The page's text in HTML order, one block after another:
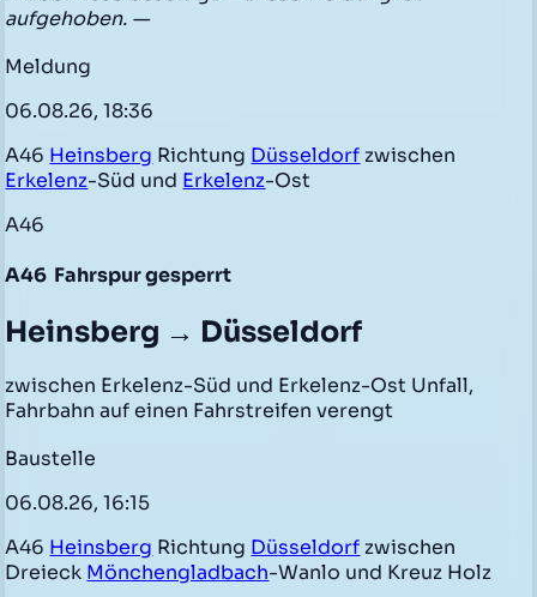
aufgehoben. —
Meldung
06.08.26, 18:36
A46 Heinsberg Richtung Düsseldorf zwischen
Erkelenz-Süd und Erkelenz-Ost
A46
A46 Fahrspur gesperrt
Heinsberg → Düsseldorf
zwischen Erkelenz-Süd und Erkelenz-Ost Unfall,
Fahrbahn auf einen Fahrstreifen verengt
Baustelle
06.08.26, 16:15
A46 Heinsberg Richtung Düsseldorf zwischen
Dreieck Mönchengladbach-Wanlo und Kreuz Holz